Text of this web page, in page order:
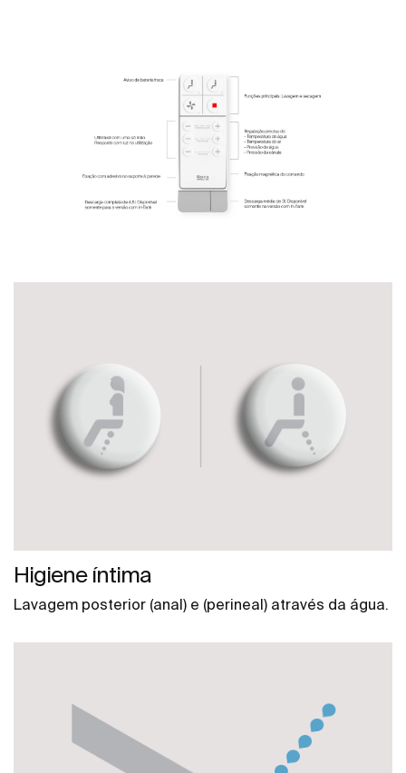
Higiene íntima
Lavagem posterior (anal) e (perineal) através da água.